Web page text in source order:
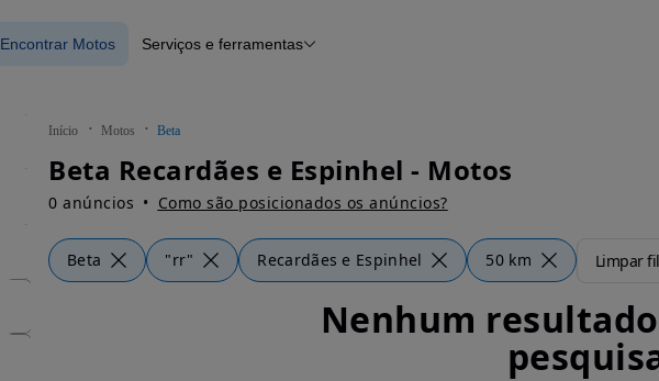
Encontrar Motos Serviços e ferramentas
Início Motos Beta
Beta Recardães e Espinhel - Motos
0 anúncios Como são posicionados os anúncios?
Beta "rr" Recardães e Espinhel 50 km Limpar
Nenhum